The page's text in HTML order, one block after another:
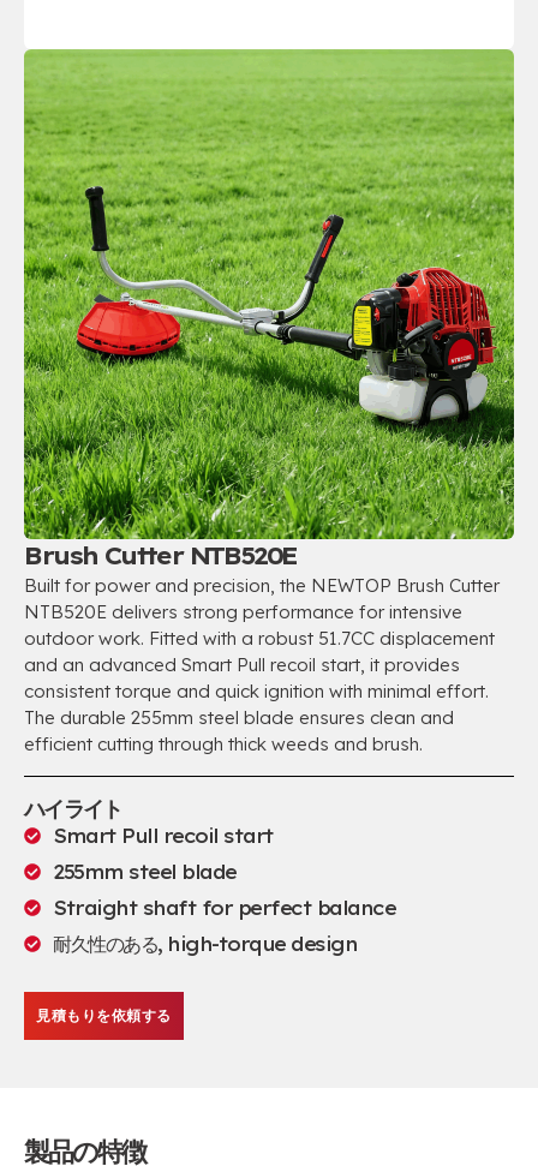
Brush Cutter NTB520E
Built for power and precision, the NEWTOP Brush Cutter
NTB520E delivers strong performance for intensive
outdoor work. Fitted with a robust 51.7CC displacement
and an advanced Smart Pull recoil start, it provides
consistent torque and quick ignition with minimal effort.
The durable 255mm steel blade ensures clean and
efficient cutting through thick weeds and brush.
ハイライト
Smart Pull recoil start
255mm steel blade
Straight shaft for perfect balance
耐久性のある, high-torque design
見積もりを依頼する
製品の特徴